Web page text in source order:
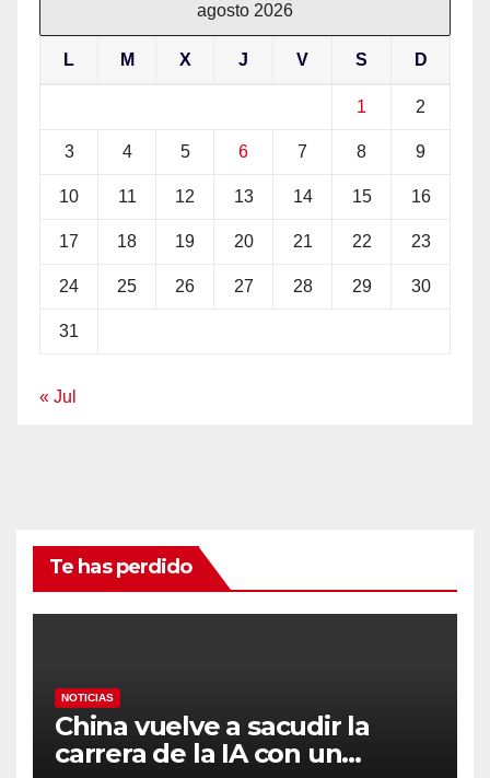
agosto 2026
L M X J V S D
1 2
3 4 5 6 7 8 9
10 11 12 13 14 15 16
17 18 19 20 21 22 23
24 25 26 27 28 29 30
31
« Jul
Te has perdido
NOTICIAS
China vuelve a sacudir la
carrera de la IA con un